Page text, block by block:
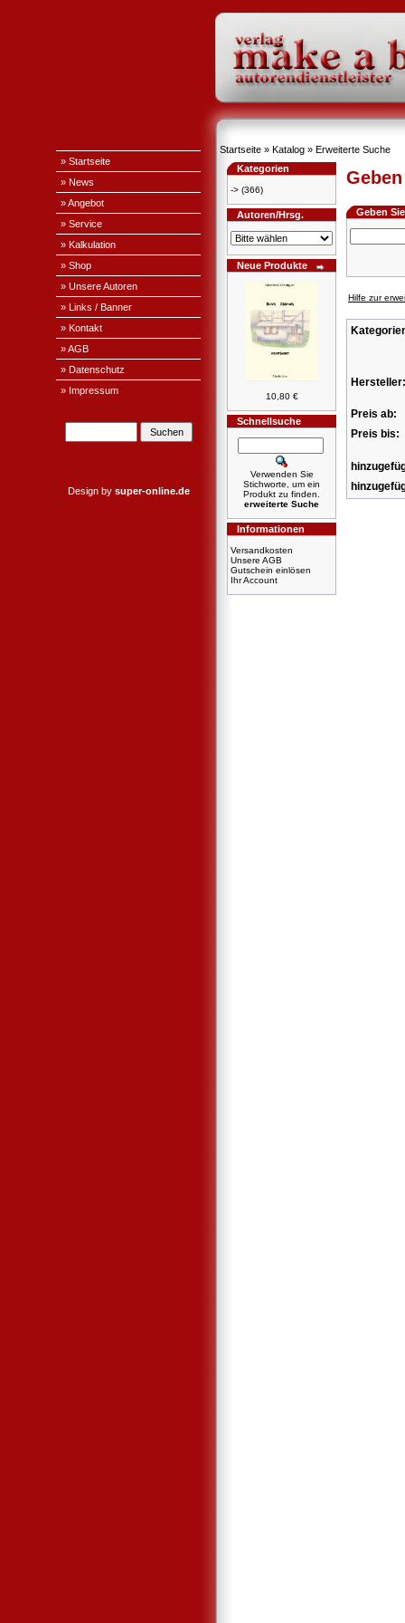
» Startseite
» News
» Angebot
» Service
» Kalkulation
» Shop
» Unsere Autoren
» Links / Banner
» Kontakt
» AGB
» Datenschutz
» Impressum
Design by super-online.de
Startseite » Katalog » Erweiterte Suche
Kategorien
-> (366)
Autoren/Hrsg.
Neue Produkte
10,80 €
Schnellsuche
Verwenden Sie
Stichworte, um ein
Produkt zu finden.
erweiterte Suche
Informationen
Versandkosten
Unsere AGB
Gutschein einlösen
Ihr Account
Geben
Hilfe zur
Hersteller:
Preis ab:
Preis bis: